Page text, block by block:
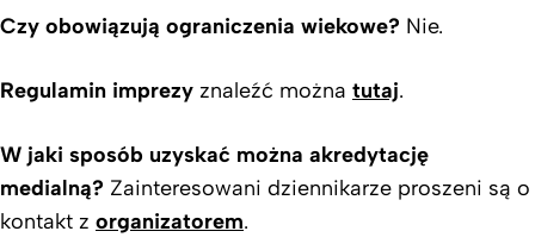
Czy obowiązują ograniczenia wiekowe? Nie.
Regulamin imprezy znaleźć można tutaj.
W jaki sposób uzyskać można akredytację
medialną? Zainteresowani dziennikarze proszeni są o
kontakt z organizatorem.